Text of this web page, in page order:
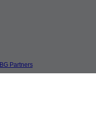
BG Partners